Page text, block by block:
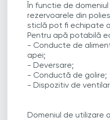
În functie de
rezervoarele din
sticlă pot fi echipate
Pentru apă potabilă
- Conducte de
apei;
- Deversare;
- Conductă de golire;
- Dispozitiv de
Domeniul de utilizare